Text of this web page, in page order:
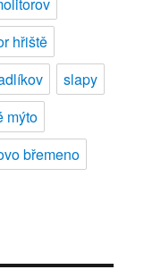
hřiště
slapy
mýto
břemeno